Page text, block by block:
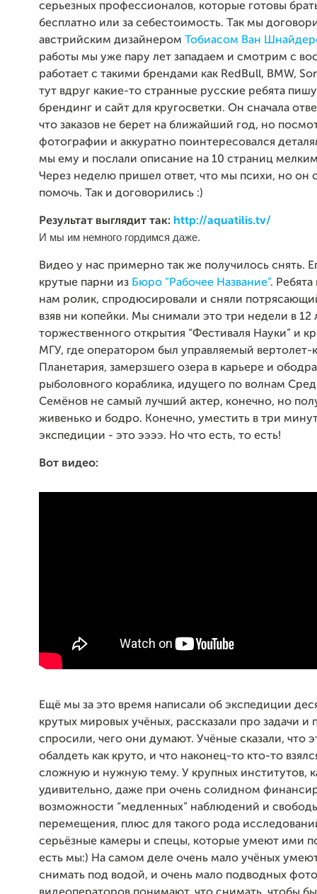
серьезных профессионалов, которые готовы
бесплатно или за себестоимость. Так мы
австрийским дизайнером
Тобиасом Ван
работы мы уже пару лет западаем и смотрим с
работает с такими брендами как RedBull, BMW,
тут вдруг какие-то странные русские ребята
брендинг и сайт для кругосветки. Он сначала
что заказов не берет на ближайший год, но
фотографии и аккуратно поинтересовался
мы ему и послали описание на 10 страниц
Через неделю пришел ответ, что мы психи, но он
помочь. Так и договорились :)
Результат выглядит так: http://aquatilis.tv/
И мы им немного гордимся даже.
Видео у нас примерно так же получилось снять.
крутые парни из Бюро “Рабочее Название”.
нам ролик, спродюсировали и сняли
взяв ни копейки. Мы снимали это три недели в 12
торжественного открытия “Фестиваля Науки” и
МГУ, где оператором был управляемый вертолет-
Планетария, замерзшего озера в карьере и
рыболовного кораблика, идущего по волнам
Семёнов не самый лучший актер, конечно, но
живенько и бодро. Конечно, уместить в три
экспедиции - это ээээ. Но что есть, то есть!
Вот видео:
Ещё мы за это время написали об экспедиции
крутых мировых учёных, рассказали про задачи и
спросили, чего они думают. Учёные сказали, что
обалдеть как круто, и что наконец-то кто-то
сложную и нужную тему. У крупных институтов,
удивительно, даже при очень солидном
возможности “медленных” наблюдений и
перемещения, плюс для такого рода
серьёзные камеры и спецы, которые умеют ими
есть мы:) На самом деле очень мало учёных
снимать под водой, и очень мало подводных